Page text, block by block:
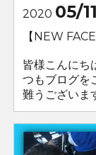
2020 05/11
【NEW
皆様こんにち
つもブログを
難うございま